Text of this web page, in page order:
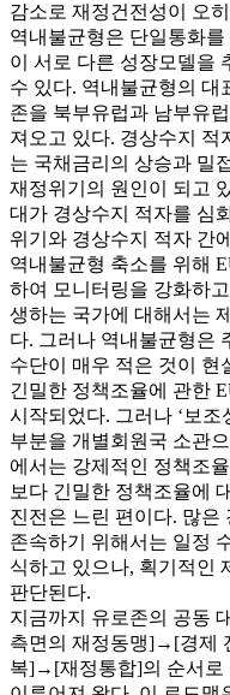
감소로 재정건전성이 오
역내불균형은 단일통화
이 서로 다른 성장모델을
수 있다. 역내불균형의 대
존을 북부유럽과 남부유
져오고 있다. 경상수지 적
는 국채금리의 상승과 밀
재정위기의 원인이 되고
대가 경상수지 적자를 심
위기와 경상수지 적자 간
역내불균형 축소를 위해
하여 모니터링을 강화하
생하는 국가에 대해서는
다. 그러나 역내불균형은
수단이 매우 적은 것이 현
긴밀한 정책조율에 관한
시작되었다. 그러나 ‘보
부분을 개별회원국 소관
에서는 강제적인 정책조
보다 긴밀한 정책조율에
진전은 느린 편이다. 많은
존속하기 위해서는 일정
식하고 있으나, 획기적인
판단된다.
지금까지 유로존의 공동
측면의 재정동맹]→[경제
복]→[재정통합]의 순서로